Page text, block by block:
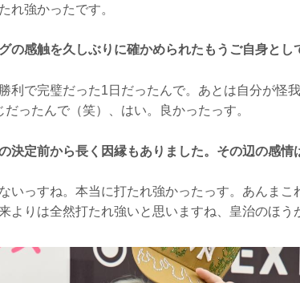
れ強かったです。
の感触を久しぶりに確かめられたもうご自身と
で完璧だった1日だったんで。あとは自分が怪
ったんで（笑）、はい。良かったっす。
決定前から長く因縁もありました。その辺の感情
っすね。本当に打たれ強かったっす。あんまこ
よりは全然打たれ強いと思いますね、皇治のほう